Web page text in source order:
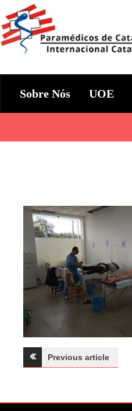
to
content
Sobre Nós UOE
Navegação
Previous article